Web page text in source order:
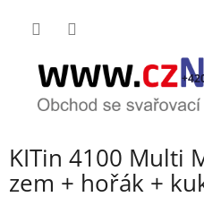
KITin 4100 Multi
zem + hořák +